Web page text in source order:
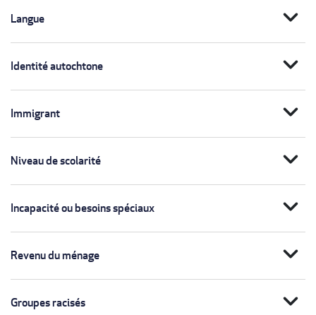
Langue expand_more
Identité autochtone expand_more
Immigrant expand_more
Niveau de scolarité expand_more
Incapacité ou besoins spéciaux expand_more
Revenu du ménage expand_more
Groupes racisés expand_more